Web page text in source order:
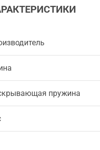
пружина